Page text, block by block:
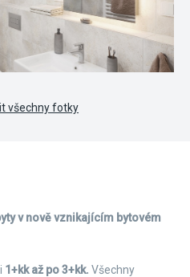
všechny fotky
v nově vznikajícím bytovém
1+kk až po 3+kk. Všechny